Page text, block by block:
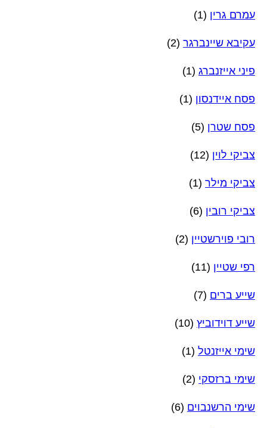
עמרם גרין (1)
עקיבא שיינברגר (2)
פיני אייזנברג (1)
פסח איידנסון (1)
פסח שטרן (5)
צביקי לוין (12)
צביקי מילר (1)
צביקי רובין (6)
רובי פוירשטיין (2)
רפי שטיין (11)
שייע ברים (7)
שייע דוידוביץ (10)
שימי אייזנטל (1)
שימי ברזסקי (2)
שימי הרשנבוים (6)